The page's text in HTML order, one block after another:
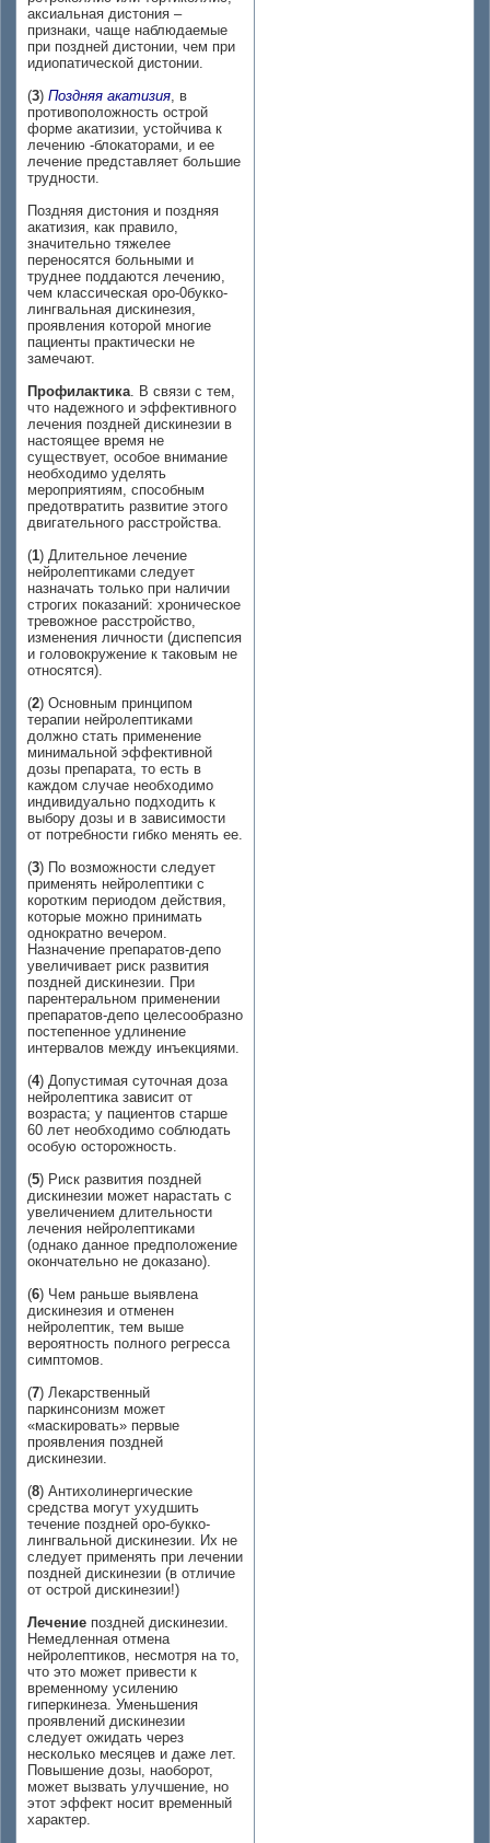
аксиальная дистония –
признаки, чаще наблюдаемые
при поздней дистонии, чем при
идиопатической дистонии.
(3) Поздняя акатизия, в
противоположность острой
форме акатизии, устойчива к
лечению -блокаторами, и ее
лечение представляет большие
трудности.
Поздняя дистония и поздняя
акатизия, как правило,
значительно тяжелее
переносятся больными и
труднее поддаются лечению,
чем классическая оро-0букко-
лингвальная дискинезия,
проявления которой многие
пациенты практически не
замечают.
Профилактика. В связи с тем,
что надежного и эффективного
лечения поздней дискинезии в
настоящее время не
существует, особое внимание
необходимо уделять
мероприятиям, способным
предотвратить развитие этого
двигательного расстройства.
(1) Длительное лечение
нейролептиками следует
назначать только при наличии
строгих показаний: хроническое
тревожное расстройство,
изменения личности (диспепсия
и головокружение к таковым не
относятся).
(2) Основным принципом
терапии нейролептиками
должно стать применение
минимальной эффективной
дозы препарата, то есть в
каждом случае необходимо
индивидуально подходить к
выбору дозы и в зависимости
от потребности гибко менять ее.
(3) По возможности следует
применять нейролептики с
коротким периодом действия,
которые можно принимать
однократно вечером.
Назначение препаратов-депо
увеличивает риск развития
поздней дискинезии. При
парентеральном применении
препаратов-депо целесообразно
постепенное удлинение
интервалов между инъекциями.
(4) Допустимая суточная доза
нейролептика зависит от
возраста; у пациентов старше
60 лет необходимо соблюдать
особую осторожность.
(5) Риск развития поздней
дискинезии может нарастать с
увеличением длительности
лечения нейролептиками
(однако данное предположение
окончательно не доказано).
(6) Чем раньше выявлена
дискинезия и отменен
нейролептик, тем выше
вероятность полного регресса
симптомов.
(7) Лекарственный
паркинсонизм может
«маскировать» первые
проявления поздней
дискинезии.
(8) Антихолинергические
средства могут ухудшить
течение поздней оро-букко-
лингвальной дискинезии. Их не
следует применять при лечении
поздней дискинезии (в отличие
от острой дискинезии!)
Лечение поздней дискинезии.
Немедленная отмена
нейролептиков, несмотря на то,
что это может привести к
временному усилению
гиперкинеза. Уменьшения
проявлений дискинезии
следует ожидать через
несколько месяцев и даже лет.
Повышение дозы, наоборот,
может вызвать улучшение, но
этот эффект носит временный
характер.